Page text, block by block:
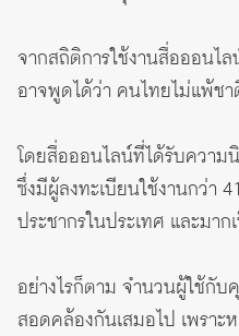
จากสถิติการใช้งานสื่อออนไล
อาจพูดได้ว่า คนไทยไม่แพ้ชา
โดยสื่อออนไลน์ที่ได้รับควา
ซึ่งมีผู้ลงทะเบียนใช้งานกว่า
ประชากรในประเทศ และมา
อย่างไรก็ตาม จำนวนผู้ใช้กั
สอดคล้องกันเสมอไป เพราะ